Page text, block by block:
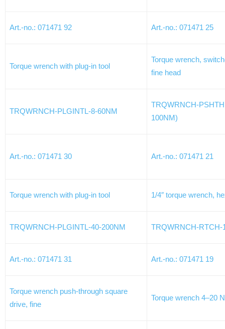
Art.-no.: 071471 92 Art.-no.: 071471 25
Torque wrench with plug-in tool
Torque wrench,
fine head
TRQWRNCH-PLGINTL-8-60NM
TRQWRNCH-
100NM)
Art.-no.: 071471 30 Art.-no.: 071471 21
Torque wrench with plug-in tool 1/4″ torque wrench,
TRQWRNCH-PLGINTL-40-200NM TRQWRNCH-
Art.-no.: 071471 31 Art.-no.: 071471 19
Torque wrench push-through square
drive, fine
Torque wrench 4–20